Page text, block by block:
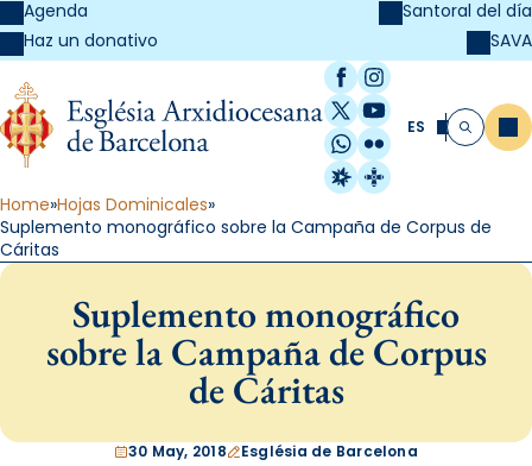
Agenda
Haz un donativo
Santoral del día
SAVA
Facebook
Instagram
X / Twitter
YouTube
WhatsApp
Flickr
Radio Estel
Catalunya
ES Buscar
Home Hojas Dominicales
Suplemento monográfico sobre la Campaña de Corpus de
Cáritas
Suplemento monográfico
sobre la Campaña de Corpus
de Cáritas
30 May, 2018 Església de Barcelona